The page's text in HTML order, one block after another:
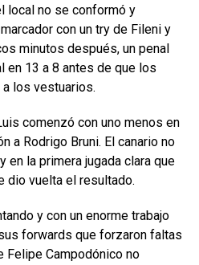
local no se conformó y
con un try de Fileni y
minutos después, un penal
en 13 a 8 antes de que los
los vestuarios.
comenzó con uno menos en
a Rodrigo Bruni. El canario no
en la primera jugada clara que
dio vuelta el resultado.
y con un enorme trabajo
forwards que forzaron faltas
Felipe Campodónico no